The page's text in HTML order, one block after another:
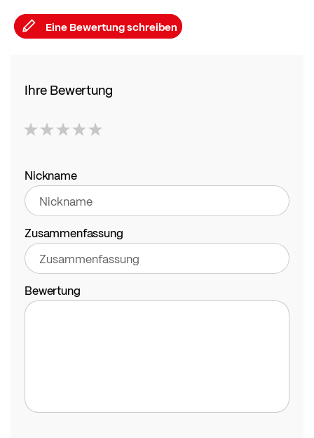
Eine Bewertung schreiben
Ihre Bewertung
star
stars
stars
stars
stars
Nickname
Zusammenfassung
Bewertung